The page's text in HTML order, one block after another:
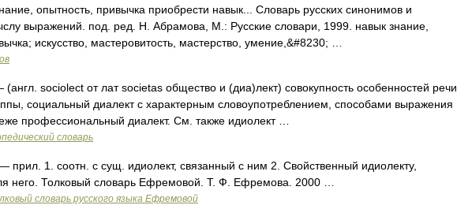
опытность, привычка приобрести навык... Словарь русских синонимов и
выражений. под. ред. Н. Абрамова, М.: Русские словари, 1999. навык знание,
искусство, мастеровитость, мастерство, умение,&#8230; …
(англ. sociolect от лат societas общество и (диа)лект) совокупность особенностей речи
социальный диалект с характерным словоупотреблением, способами выражения
профессиональный диалект. См. также идиолект …
словарь
прил. 1. соотн. с сущ. идиолект, связанный с ним 2. Свойственный идиолекту,
него. Толковый словарь Ефремовой. Т. Ф. Ефремова. 2000 …
словарь русского языка Ефремовой